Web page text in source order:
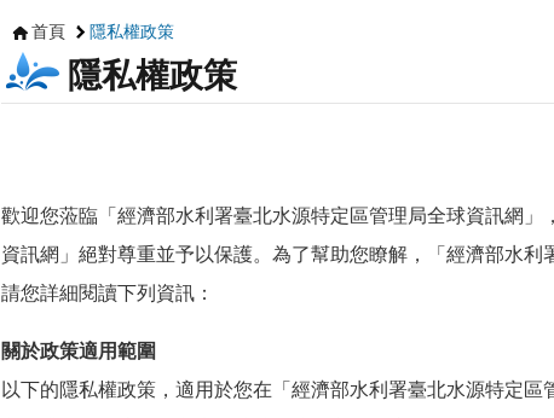
首頁 隱私權政策
隱私權政策
歡迎您蒞臨「經濟部水利署臺北水源特定區管理局全球資訊網
資訊網」絕對尊重並予以保護。為了幫助您瞭解，「經濟部水
請您詳細閱讀下列資訊：
關於政策適用範圍
以下的隱私權政策，適用於您在「經濟部水利署臺北水源特定